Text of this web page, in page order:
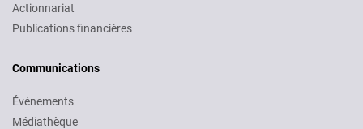
Actionnariat
Publications financières
Communications
Événements
Médiathèque